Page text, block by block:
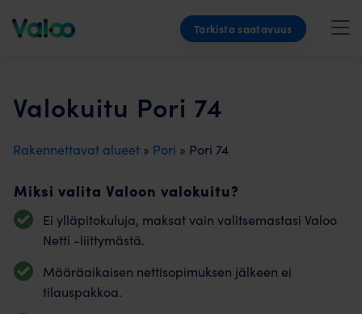
Tarkista saatavuus
Valokuitu Pori 74
Rakennettavat alueet » Pori » Pori 74
Miksi valita Valoon valokuitu?
Ei ylläpitokuluja, maksat vain valitsemastasi Valoo
Netti -liittymästä.
Määräaikaisen nettisopimuksen jälkeen ei
tilauspakkoa.